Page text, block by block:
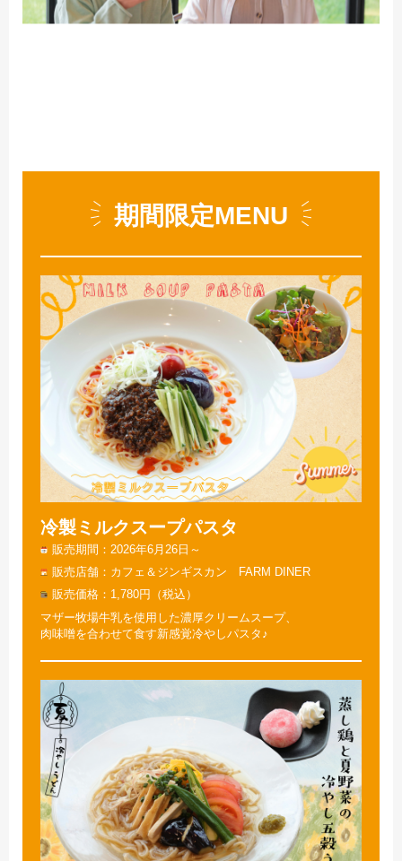
期間限定MENU
冷製ミルクスープパスタ
販売期間
2026年6月26日～
販売店舗
カフェ＆ジンギスカン FARM DINER
販売価格
1,780円（税込）
マザー牧場牛乳を使用した濃厚クリームスープ、
肉味噌を合わせて食す新感覚冷やしパスタ♪